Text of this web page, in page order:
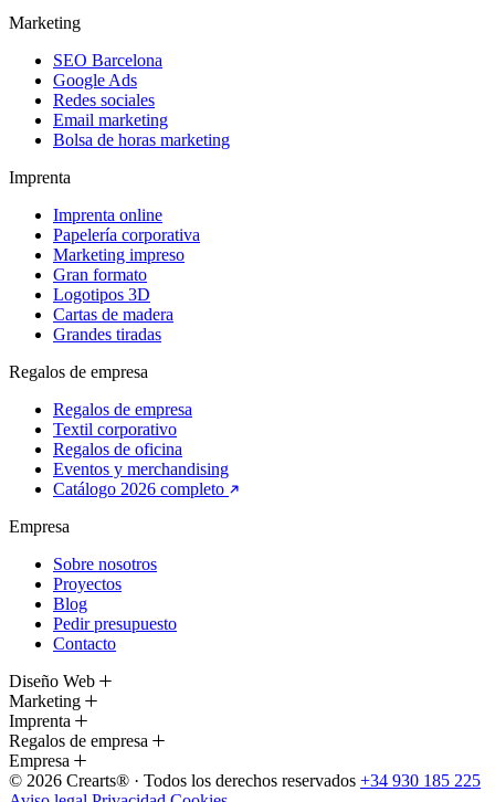
Marketing
SEO Barcelona
Google Ads
Redes sociales
Email marketing
Bolsa de horas marketing
Imprenta
Imprenta online
Papelería corporativa
Marketing impreso
Gran formato
Logotipos 3D
Cartas de madera
Grandes tiradas
Regalos de empresa
Regalos de empresa
Textil corporativo
Regalos de oficina
Eventos y merchandising
Catálogo 2026 completo
Empresa
Sobre nosotros
Proyectos
Blog
Pedir presupuesto
Contacto
Diseño Web
Marketing
Imprenta
Regalos de empresa
Empresa
© 2026 Crearts® · Todos los derechos reservados +34 930 185 225